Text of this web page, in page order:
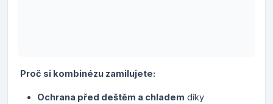
Proč si kombinézu zamilujete:
Ochrana před deštěm a chladem díky